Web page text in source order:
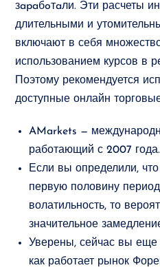
зapaбoтaли. Эти расчеты
длительными и
включают в себя
использованием курсов в
Поэтому рекомендуется
доступные онлайн
AMarkets —
работающий с 2007 года.
Если вы определили,
первую половину
волатильность, то
значительное
Уверены, сейчас вы еще
как работает рынок